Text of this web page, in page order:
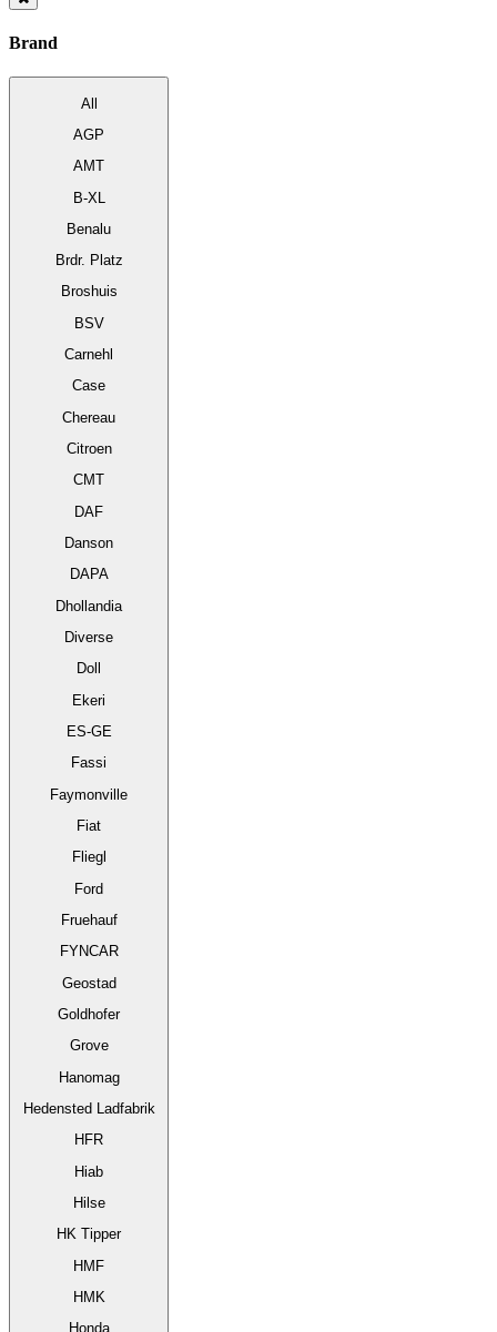
Brand
All
AGP
AMT
B-XL
Benalu
Brdr. Platz
Broshuis
BSV
Carnehl
Case
Chereau
Citroen
CMT
DAF
Danson
DAPA
Dhollandia
Diverse
Doll
Ekeri
ES-GE
Fassi
Faymonville
Fiat
Fliegl
Ford
Fruehauf
FYNCAR
Geostad
Goldhofer
Grove
Hanomag
Hedensted Ladfabrik
HFR
Hiab
Hilse
HK Tipper
HMF
HMK
Honda